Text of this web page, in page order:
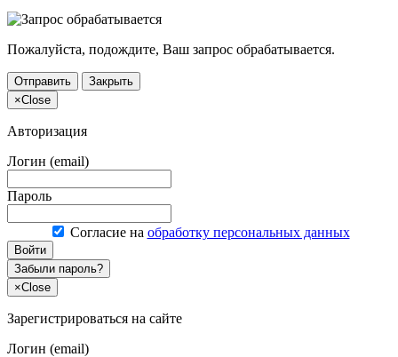
Пожалуйста, подождите, Ваш запрос обрабатывается.
Отправить
Закрыть
×Close
Авторизация
Логин (email)
Пароль
Согласие на обработку персональных данных
Войти
Забыли пароль?
×Close
Зарегистрироваться на сайте
Логин (email)